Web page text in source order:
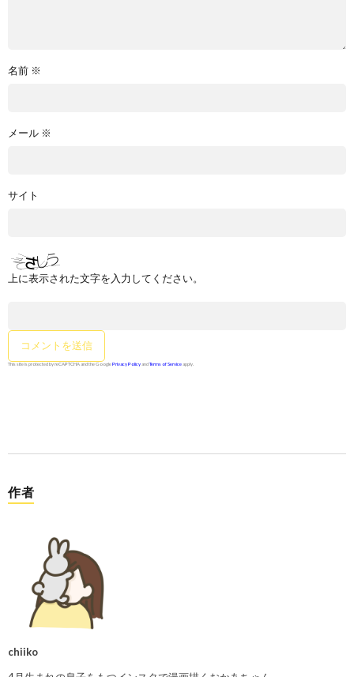
名前 ※
メール ※
サイト
上に表示された文字を入力してください。
This site is protected by reCAPTCHA and the GooglePrivacy Policy andTerms of Service apply.
作者
chiiko